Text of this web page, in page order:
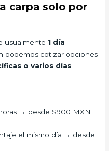
carpa solo por
usualmente 1 día
podemos cotizar opciones
o varios días.
→ desde $900 MXN
el mismo día → desde